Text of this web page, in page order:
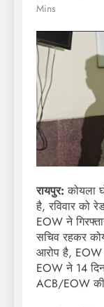
Mins
रायपुर: कोयला
है, रविवार को
EOW ने
सचिव रहकर
आरोप है, EOW
EOW ने 14
ACB/EOW की